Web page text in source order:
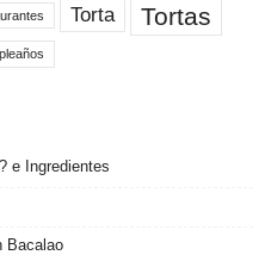
Torta Tortas
e Ingredientes
Bacalao